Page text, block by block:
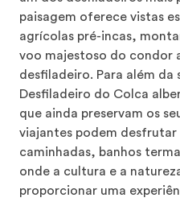
paisagem oferece vistas
agrícolas pré-incas,
voo majestoso do condor
desfiladeiro. Para além da
Desfiladeiro do Colca
que ainda preservam os
viajantes podem
caminhadas, banhos
onde a cultura e a
proporcionar uma